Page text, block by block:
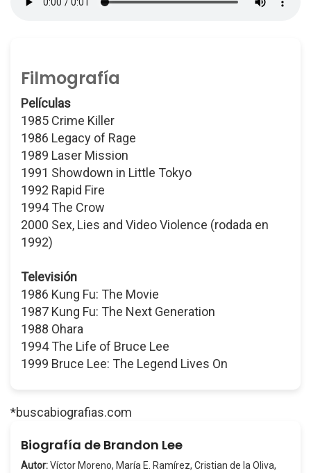
Filmografía
Películas
1985 Crime Killer
1986 Legacy of Rage
1989 Laser Mission
1991 Showdown in Little Tokyo
1992 Rapid Fire
1994 The Crow
2000 Sex, Lies and Video Violence (rodada en
1992)
Televisión
1986 Kung Fu: The Movie
1987 Kung Fu: The Next Generation
1988 Ohara
1994 The Life of Bruce Lee
1999 Bruce Lee: The Legend Lives On
*buscabiografias.com
Biografía de Brandon Lee
Autor:Víctor Moreno, María E. Ramírez, Cristian de la Oliva,